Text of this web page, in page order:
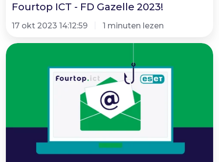
Fourtop ICT - FD Gazelle 2023!
17 okt 2023 14:12:59 1 minuten lezen
10
manieren